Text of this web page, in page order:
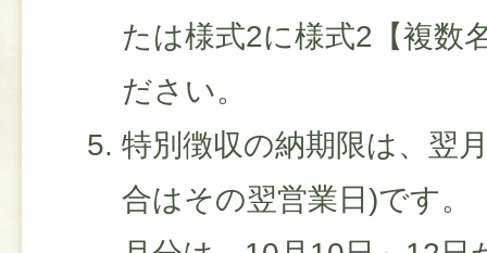
たは様式2に様式2【複数
ださい。
特別徴収の納期限は、翌
合はその翌営業日)です。